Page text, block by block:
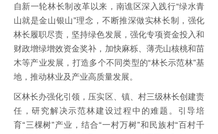
自新一轮林长制改革以来，南谯区深入践行“绿水青
山就是金山银山”理念，不断推深做实林长制，强化
林长履职尽责，坚持绿色发展，强化专项资金投入和
财政增绿增效资金奖补，加快麻栎、薄壳山核桃和苗
木等产业发展，打造多个不同类型的“林长示范林”基
地，推动林业及产业高质量发展。
区林长办强化引领，压实区、镇、村三级林长创建责
任，研究解决示范林建设过程中的难题。引导培
育“三棵树”产业，结合“一村万树”和民族村“百村千